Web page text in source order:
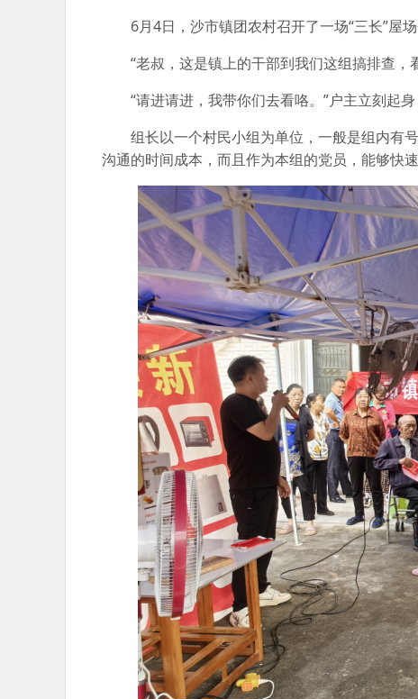
6月4日，沙市镇团农村召开了一场“三长”屋
“老叔，这是镇上的干部到我们这组搞排查，
“请进请进，我带你们去看咯。”户主立刻起
组长以一个村民小组为单位，一般是组内有
沟通的时间成本，而且作为本组的党员，能够快